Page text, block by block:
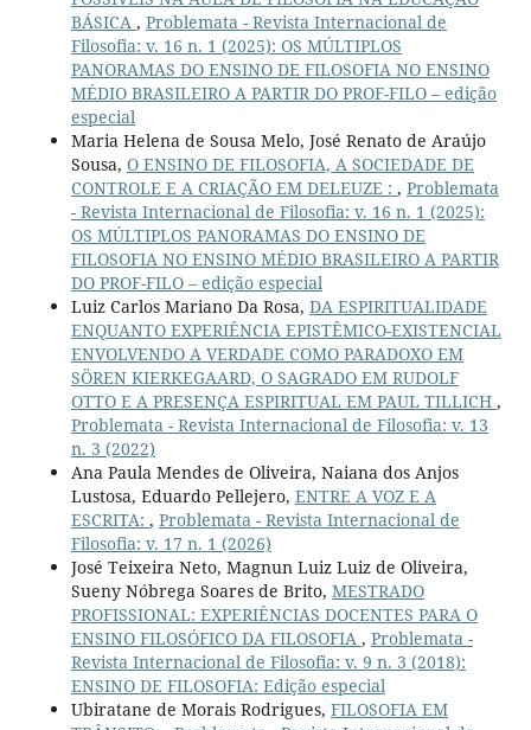
BÁSICA , Problemata - Revista Internacional de
Filosofia: v. 16 n. 1 (2025): OS MÚLTIPLOS
PANORAMAS DO ENSINO DE FILOSOFIA NO ENSINO
MÉDIO BRASILEIRO A PARTIR DO PROF-FILO – edição
especial
Maria Helena de Sousa Melo, José Renato de Araújo
Sousa, O ENSINO DE FILOSOFIA, A SOCIEDADE DE
CONTROLE E A CRIAÇÃO EM DELEUZE : , Problemata
- Revista Internacional de Filosofia: v. 16 n. 1 (2025):
OS MÚLTIPLOS PANORAMAS DO ENSINO DE
FILOSOFIA NO ENSINO MÉDIO BRASILEIRO A PARTIR
DO PROF-FILO – edição especial
Luiz Carlos Mariano Da Rosa, DA ESPIRITUALIDADE
ENQUANTO EXPERIÊNCIA EPISTÊMICO-EXISTENCIAL
ENVOLVENDO A VERDADE COMO PARADOXO EM
SÖREN KIERKEGAARD, O SAGRADO EM RUDOLF
OTTO E A PRESENÇA ESPIRITUAL EM PAUL TILLICH ,
Problemata - Revista Internacional de Filosofia: v. 13
n. 3 (2022)
Ana Paula Mendes de Oliveira, Naiana dos Anjos
Lustosa, Eduardo Pellejero, ENTRE A VOZ E A
ESCRITA: , Problemata - Revista Internacional de
Filosofia: v. 17 n. 1 (2026)
José Teixeira Neto, Magnun Luiz Luiz de Oliveira,
Sueny Nóbrega Soares de Brito, MESTRADO
PROFISSIONAL: EXPERIÊNCIAS DOCENTES PARA O
ENSINO FILOSÓFICO DA FILOSOFIA , Problemata -
Revista Internacional de Filosofia: v. 9 n. 3 (2018):
ENSINO DE FILOSOFIA: Edição especial
Ubiratane de Morais Rodrigues, FILOSOFIA EM